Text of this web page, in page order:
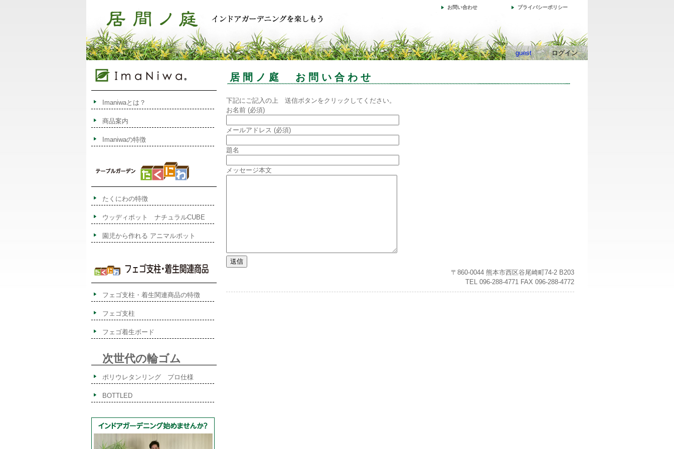
プライバシーポリシー
お問い合わせ
guest ログイン
居間ノ庭 お問い合わせ
下記にご記入の上 送信ボタンをクリックしてください。
お名前 (必須)
メールアドレス (必須)
題名
メッセージ本文
〒860-0044 熊本市西区谷尾崎町74-2 B203
TEL 096-288-4771 FAX 096-288-4772
Imaniwaとは？
商品案内
Imaniwaの特徴
たくにわの特徴
ウッディポット ナチュラルCUBE
園児から作れる アニマルポット
フェゴ支柱・着生関連商品の特徴
フェゴ支柱
フェゴ着生ボード
次世代の輪ゴム
ポリウレタンリング プロ仕様
BOTTLED